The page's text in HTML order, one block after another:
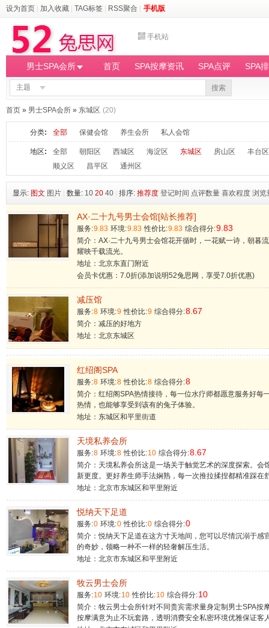
设为首页 加入收藏 TAG标签 RSS聚合 手机版
手机站
男士SPA会所 首页 SPA按摩资讯 SPA点评 SPA
主题 搜索
首页 » 男士SPA会所 » 东城区 (20)
分类: 全部 保健会馆 养生会所 私人会馆
地区: 全部 朝阳区 西城区 海淀区 东城区 房山区
丰台区
顺义区
昌平区 通州区
显示: 图文 图片 数量: 10 20 40 排序: 推荐度 登记时间 点评数量 喜欢程度 浏览
AX·二十九号男士会馆[站长推荐]
服务:9.83 环境:9.83 性价比:9.83 综合得分:9.83
简介：AX·二十九号男士会馆花开循时，一花赋一诗，朝暮
耀映千载流光。
地址：北京东直门附近
会员卡优惠：7.0折(添加说明52兔思网，享受7.0折优惠)
减压馆
服务:8 环境:9 性价比:9 综合得分:8.67
简介：减压的好地方
地址：北京东城区
红绍阁SPA
服务:8 环境:8 性价比:8 综合得分:8
简介：红绍阁SPA热情接待，每一位水疗师都愿意服务好每
热情，也能够享受到该有的兔子体验。
地址：东城区和平里街道
天境私养会所
服务:8 环境:8 性价比:10 综合得分:8.67
简介：天境私养会所这是一场关于触觉艺术的深度探索。会
新更度。更好养生师手法娴熟，每一次推拉揉捏都精准踩在
地址：北京市东城区和平里附近
悦纳天下足道
服务:0 环境:0 性价比:0 综合得分:0
简介：悦纳天下足道在这方寸天地间，您可以尽情沉溺于感
的奇妙，领略一种不一样的轻奢解压生活。
地址：北京市东城区和平里附近
牧云男士会所
服务:10 环境:10 性价比:10 综合得分:10
简介：牧云男士会所针对不同贵宾需求量身定制男士SPA按
按摩满意为止不玩套路，透明消费安全私密环境优雅保证客